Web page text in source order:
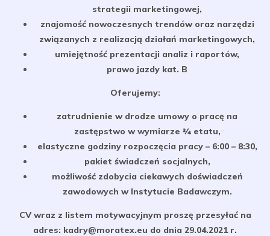
strategii marketingowej,
znajomość nowoczesnych trendów oraz narzędzi
związanych z realizacją działań marketingowych,
umiejętność prezentacji analiz i raportów,
prawo jazdy kat. B
Oferujemy:
zatrudnienie w drodze umowy o pracę na
zastępstwo w wymiarze ¾ etatu,
elastyczne godziny rozpoczęcia pracy – 6:00 – 8:30,
pakiet świadczeń socjalnych,
możliwość zdobycia ciekawych doświadczeń
zawodowych w Instytucie Badawczym.
CV wraz z listem motywacyjnym proszę przesyłać na
adres: kadry@moratex.eu do dnia 29.04.2021 r.